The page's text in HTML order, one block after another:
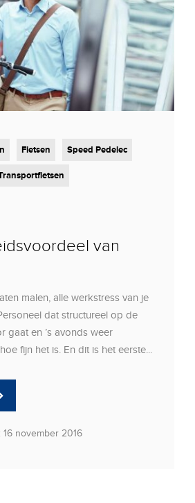
Fietsen Speed Pedelec
van
malen, alle werkstress van je
dat structureel op de
gaat en ’s avonds weer
fijn het is. En dit is het eerste...
november 2016